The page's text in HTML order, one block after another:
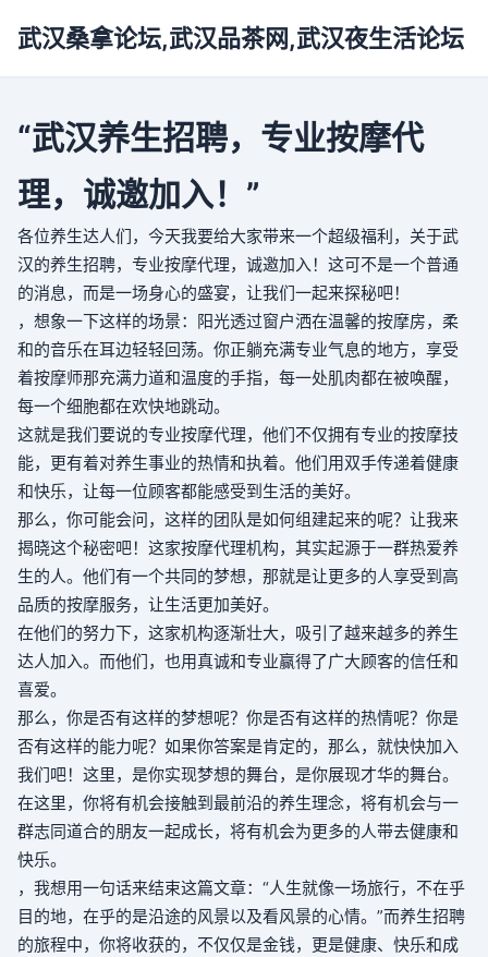
武汉桑拿论坛,武汉品茶网,武汉夜生活论坛
“武汉养生招聘，专业按摩代
理，诚邀加入！”
各位养生达人们，今天我要给大家带来一个超级福利，关于武
汉的养生招聘，专业按摩代理，诚邀加入！这可不是一个普通
的消息，而是一场身心的盛宴，让我们一起来探秘吧！
，想象一下这样的场景：阳光透过窗户洒在温馨的按摩房，柔
和的音乐在耳边轻轻回荡。你正躺充满专业气息的地方，享受
着按摩师那充满力道和温度的手指，每一处肌肉都在被唤醒，
每一个细胞都在欢快地跳动。
这就是我们要说的专业按摩代理，他们不仅拥有专业的按摩技
能，更有着对养生事业的热情和执着。他们用双手传递着健康
和快乐，让每一位顾客都能感受到生活的美好。
那么，你可能会问，这样的团队是如何组建起来的呢？让我来
揭晓这个秘密吧！这家按摩代理机构，其实起源于一群热爱养
生的人。他们有一个共同的梦想，那就是让更多的人享受到高
品质的按摩服务，让生活更加美好。
在他们的努力下，这家机构逐渐壮大，吸引了越来越多的养生
达人加入。而他们，也用真诚和专业赢得了广大顾客的信任和
喜爱。
那么，你是否有这样的梦想呢？你是否有这样的热情呢？你是
否有这样的能力呢？如果你答案是肯定的，那么，就快快加入
我们吧！这里，是你实现梦想的舞台，是你展现才华的舞台。
在这里，你将有机会接触到最前沿的养生理念，将有机会与一
群志同道合的朋友一起成长，将有机会为更多的人带去健康和
快乐。
，我想用一句话来结束这篇文章：“人生就像一场旅行，不在乎
目的地，在乎的是沿途的风景以及看风景的心情。”而养生招聘
的旅程中，你将收获的，不仅仅是金钱，更是健康、快乐和成